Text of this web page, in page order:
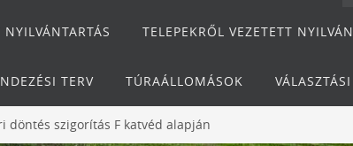
TELEPEKRŐL VEZETETT
TERV TÚRAÁLLOMÁSOK
döntés szigorítás F katvéd alapján